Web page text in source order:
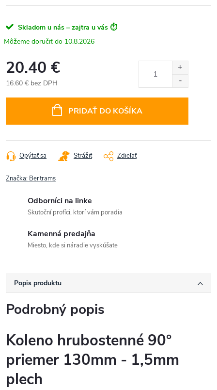
Skladom u nás – zajtra u vás ⏱️
10.8.2026
20.40 €
16.60 € bez DPH
PRIDAŤ DO KOŠÍKA
Opýtať sa Strážiť Zdieľať
Značka: Bertrams
Odborníci na linke
Skutoční profíci, ktorí vám poradia
Kamenná predajňa
Miesto, kde si náradie vyskúšate
Popis produktu
Podrobný popis
Koleno hrubostenné 90°
priemer 130mm - 1,5mm
plech